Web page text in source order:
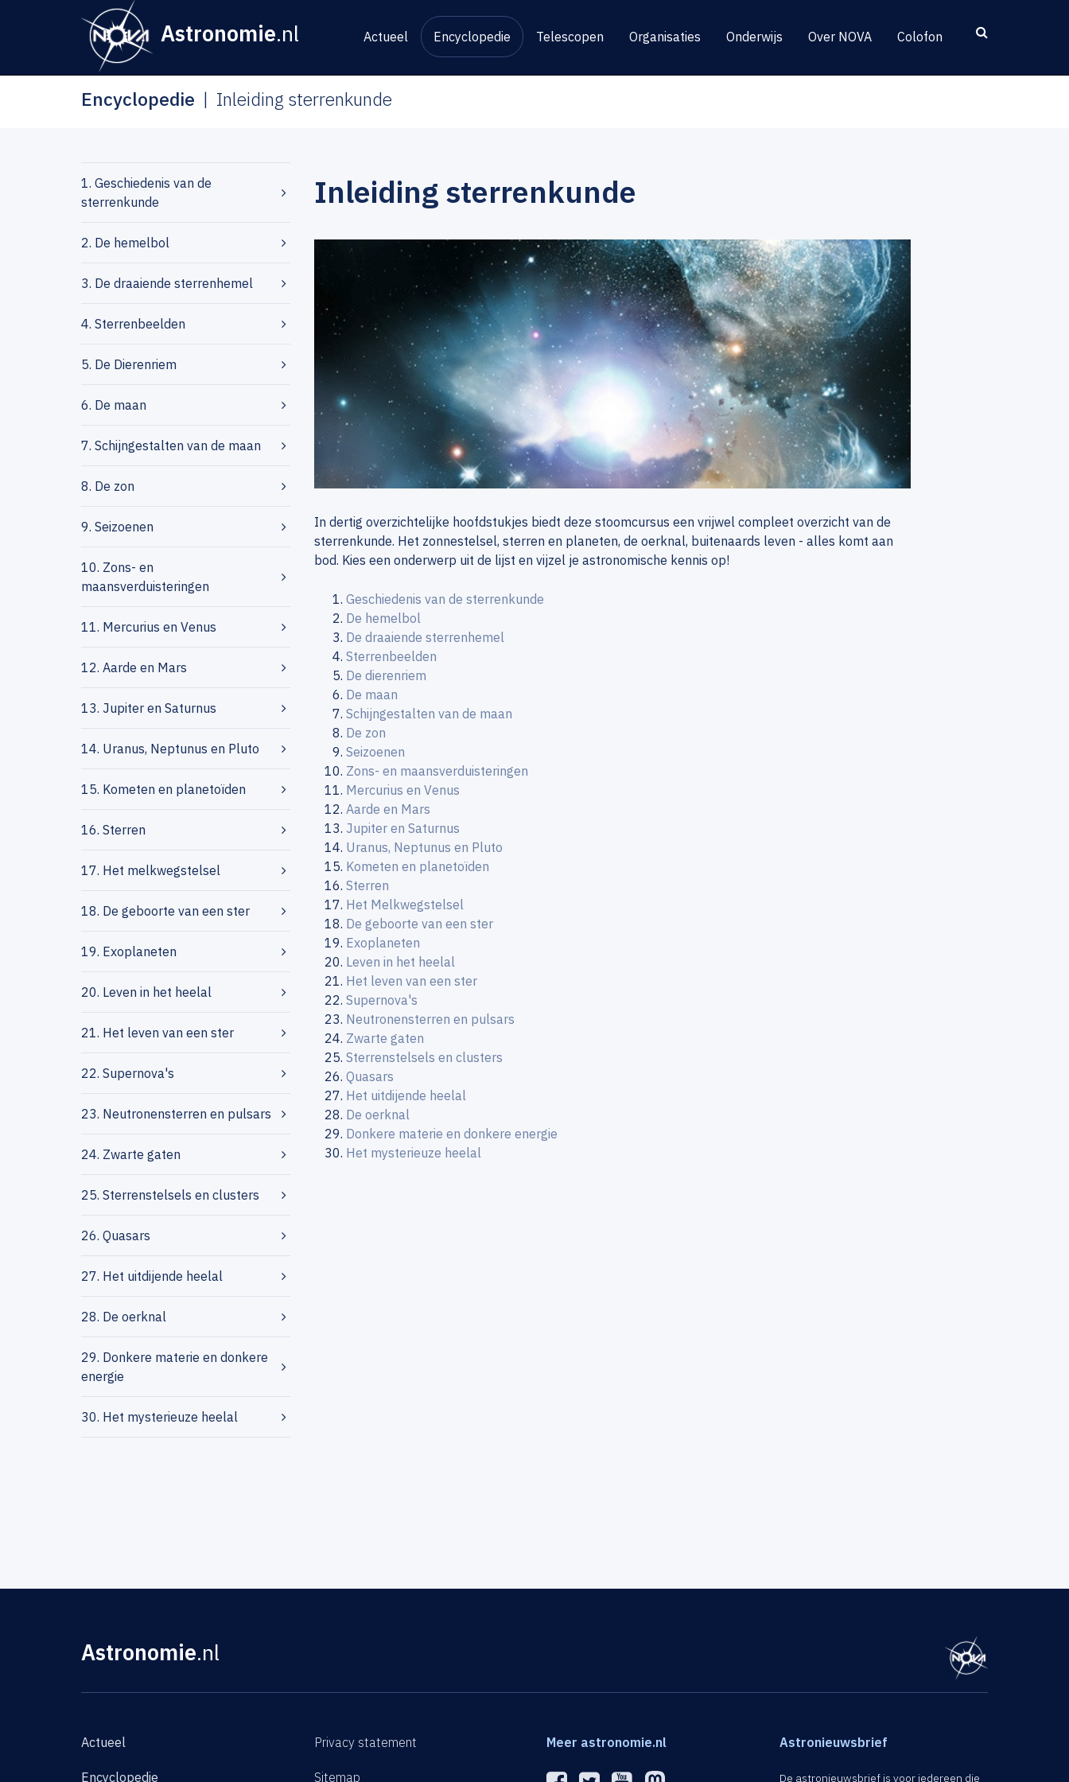
Astronomie.nl Actueel Encyclopedie Telescopen Organisaties Onderwijs Over NOVA Colofon
Encyclopedie Inleiding sterrenkunde
1. Geschiedenis van de
sterrenkunde
2. De hemelbol
3. De draaiende sterrenhemel
4. Sterrenbeelden
5. De Dierenriem
6. De maan
7. Schijngestalten van de maan
8. De zon
9. Seizoenen
10. Zons- en
maansverduisteringen
11. Mercurius en Venus
12. Aarde en Mars
13. Jupiter en Saturnus
14. Uranus, Neptunus en Pluto
15. Kometen en planetoïden
16. Sterren
17. Het melkwegstelsel
18. De geboorte van een ster
19. Exoplaneten
20. Leven in het heelal
21. Het leven van een ster
22. Supernova's
23. Neutronensterren en pulsars
24. Zwarte gaten
25. Sterrenstelsels en clusters
26. Quasars
27. Het uitdijende heelal
28. De oerknal
29. Donkere materie en donkere
energie
30. Het mysterieuze heelal
Inleiding sterrenkunde
In dertig overzichtelijke hoofdstukjes biedt deze stoomcursus een vrijwel compleet overzicht van de
sterrenkunde. Het zonnestelsel, sterren en planeten, de oerknal, buitenaards leven - alles komt aan
bod. Kies een onderwerp uit de lijst en vijzel je astronomische kennis op!
Geschiedenis van de sterrenkunde
De hemelbol
De draaiende sterrenhemel
Sterrenbeelden
De dierenriem
De maan
Schijngestalten van de maan
De zon
Seizoenen
Zons- en maansverduisteringen
Mercurius en Venus
Aarde en Mars
Jupiter en Saturnus
Uranus, Neptunus en Pluto
Kometen en planetoïden
Sterren
Het Melkwegstelsel
De geboorte van een ster
Exoplaneten
Leven in het heelal
Het leven van een ster
Supernova's
Neutronensterren en pulsars
Zwarte gaten
Sterrenstelsels en clusters
Quasars
Het uitdijende heelal
De oerknal
Donkere materie en donkere energie
Het mysterieuze heelal
Astronomie.nl
Actueel
Encyclopedie
Privacy statement
Sitemap
Meer astronomie.nl Astronieuwsbrief
De astronieuwsbrief is voor iedereen die